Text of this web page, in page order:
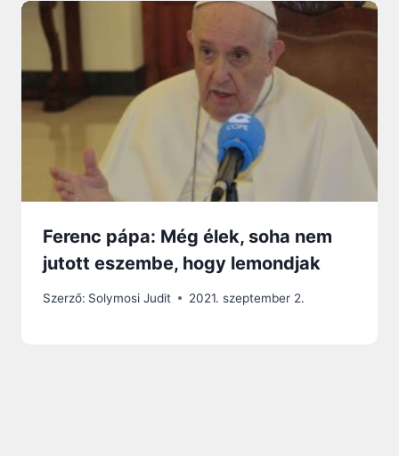
Ferenc pápa: Még élek, soha nem
jutott eszembe, hogy lemondjak
Szerző: Solymosi Judit 2021. szeptember 2.